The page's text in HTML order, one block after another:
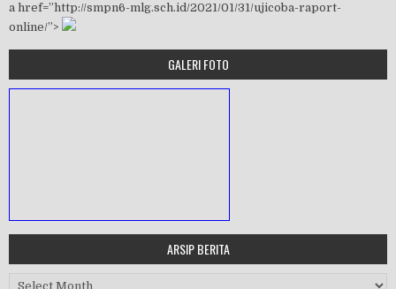
a href=”http://smpn6-mlg.sch.id/2021/01/31/ujicoba-raport-
online/”>
GALERI FOTO
ARSIP BERITA
Arsip Berita